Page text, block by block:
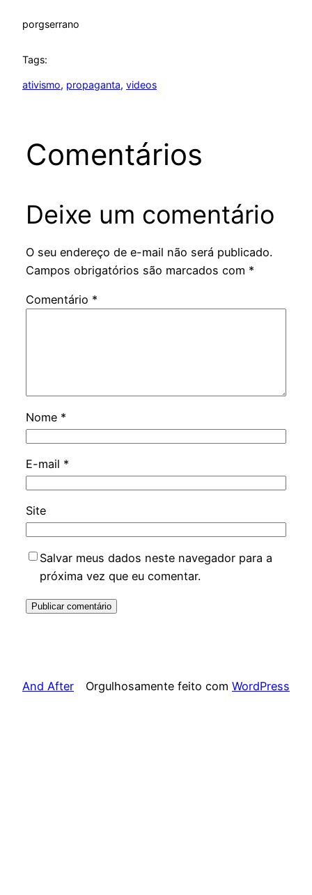
porgserrano
Tags:
ativismo, propaganta, videos
Comentários
Deixe um comentário
O seu endereço de e-mail não será publicado.
Campos obrigatórios são marcados com *
Comentário *
Nome *
E-mail *
Site
Salvar meus dados neste navegador para a
próxima vez que eu comentar.
And After Orgulhosamente feito com WordPress